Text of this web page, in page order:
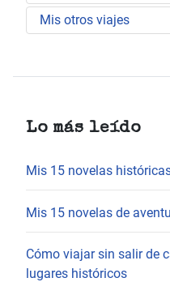
Mis otros viajes
Lo más leído
Mis 15 novelas
Mis 15 novelas de
Cómo viajar sin salir de
lugares históricos